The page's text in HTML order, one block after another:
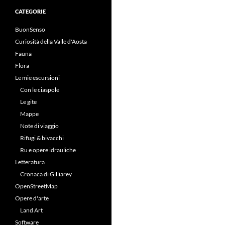
CATEGORIE
BuonSenso
Curiosità della Valle d'Aosta
Fauna
Flora
Le mie escursioni
Con le ciaspole
Le gite
Mappe
Note di viaggio
Rifugi & bivacchi
Ru e opere idrauliche
Letteratura
Cronaca di Gilliarey
OpenStreetMap
Opere d'arte
Land Art
Software